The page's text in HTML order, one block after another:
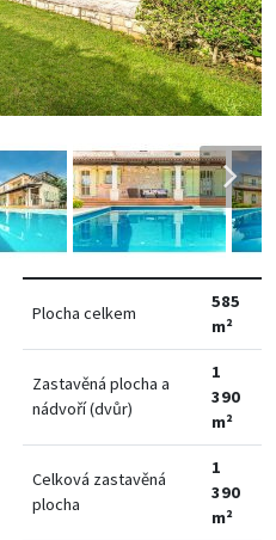
Plocha celkem
585
m²
Zastavěná plocha a
nádvoří (dvůr)
1
390
m²
Celková zastavěná
plocha
1
390
m²